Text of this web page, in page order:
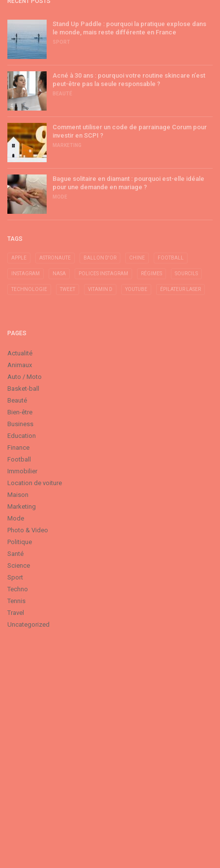
Stand Up Paddle : pourquoi la pratique explose dans
le monde, mais reste différente en France
SPORT
Acné à 30 ans : pourquoi votre routine skincare n’est
peut-être pas la seule responsable ?
BEAUTÉ
Comment utiliser un code de parrainage Corum pour
investir en SCPI ?
MARKETING
Bague solitaire en diamant : pourquoi est-elle idéale
pour une demande en mariage ?
MODE
TAGS
APPLE ASTRONAUTE BALLON D'OR CHINE FOOTBALL
INSTAGRAM NASA POLICES INSTAGRAM RÉGIMES SOURCILS
TECHNOLOGIE TWEET VITAMIN D YOUTUBE ÉPILATEUR LASER
PAGES
Actualité
Animaux
Auto / Moto
Basket-ball
Beauté
Bien-être
Business
Education
Finance
Football
Immobilier
Location de voiture
Maison
Marketing
Mode
Photo & Video
Politique
Santé
Science
Sport
Techno
Tennis
Travel
Uncategorized